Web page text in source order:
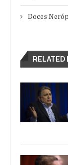
Doces
RELATED